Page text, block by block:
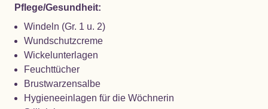
Pflege/Gesundheit:
Windeln (Gr. 1 u. 2)
Wundschutzcreme
Wickelunterlagen
Feuchttücher
Brustwarzensalbe
Hygieneeinlagen für die Wöchnerin